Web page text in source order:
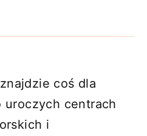
coś dla
uroczych centrach
i